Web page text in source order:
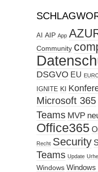
AI AIP App
Community
DSGVO EU
IGNITE KI
Microsoft 365
Teams MVP
Office365
Recht Security
Teams Update
Windows Windows